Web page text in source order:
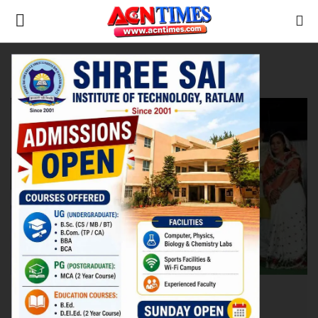
Home
Contact
नीर_का_तीर
मध्यप्रदेश
विदेश
उत्तर प्रदेश
Tag:Musical Night
कला-साहित्य